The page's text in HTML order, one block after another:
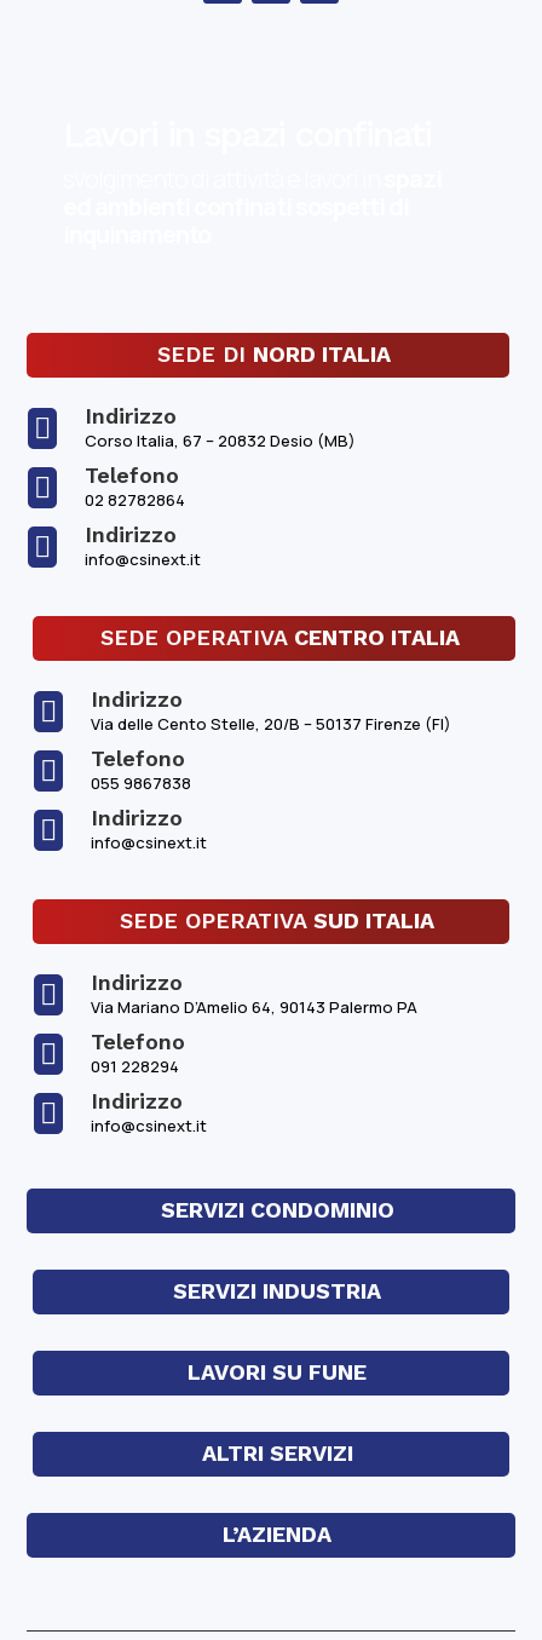
SEDE DI NORD ITALIA
 Indirizzo
Corso Italia, 67 – 20832 Desio (MB)
 Telefono
02 82782864
 Indirizzo
info@csinext.it
SEDE OPERATIVA CENTRO ITALIA
 Indirizzo
Via delle Cento Stelle, 20/B – 50137 Firenze (FI)
 Telefono
055 9867838
 Indirizzo
info@csinext.it
SEDE OPERATIVA SUD ITALIA
 Indirizzo
Via Mariano D’Amelio 64, 90143 Palermo PA
 Telefono
091 228294
 Indirizzo
info@csinext.it
SERVIZI CONDOMINIO
SERVIZI INDUSTRIA
LAVORI SU FUNE
ALTRI SERVIZI
L’AZIENDA